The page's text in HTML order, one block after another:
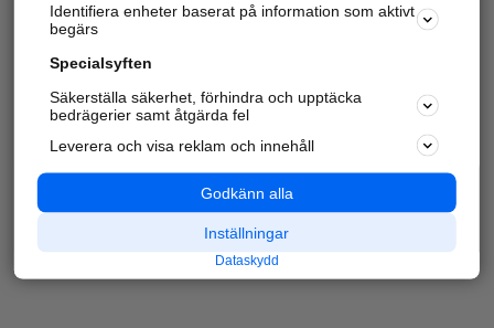
Identifiera enheter baserat på information som aktivt
begärs
Specialsyften
Säkerställa säkerhet, förhindra och upptäcka
bedrägerier samt åtgärda fel
Leverera och visa reklam och innehåll
Godkänn alla
Inställningar
Dataskydd